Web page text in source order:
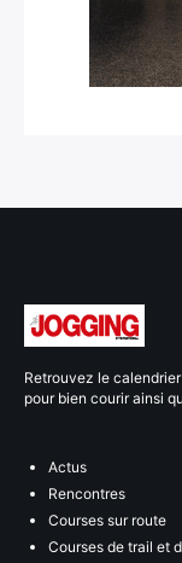
Retrouvez le
pour bien courir ainsi
Actus
Rencontres
Courses sur route
Courses de trail et